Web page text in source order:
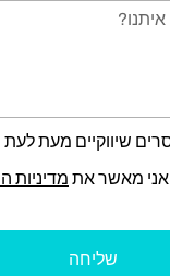
שיווקיים מעת לעת
מאשר את מדיניות
שליחה